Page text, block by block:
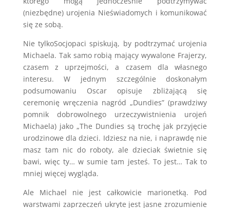
(niezbędne) urojenia Nieświadomych i komunikować
się ze sobą.
Nie tylkoSocjopaci spiskują, by podtrzymać urojenia
Michaela. Tak samo robią mający wywalone Frajerzy,
czasem z uprzejmości, a czasem dla własnego
interesu. W jednym szczególnie doskonałym
podsumowaniu Oscar opisuje zbliżającą się
ceremonię wręczenia nagród „Dundies” (prawdziwy
pomnik dobrowolnego urzeczywistnienia urojeń
Michaela) jako „The Dundies są trochę jak przyjęcie
urodzinowe dla dzieci. Idziesz na nie, i naprawdę nie
masz tam nic do roboty, ale dzieciak świetnie się
bawi, więc ty… w sumie tam jesteś. To jest… Tak to
mniej więcej wygląda.
Ale Michael nie jest całkowicie marionetką. Pod
warstwami zaprzeczeń ukryte jest jasne zrozumienie